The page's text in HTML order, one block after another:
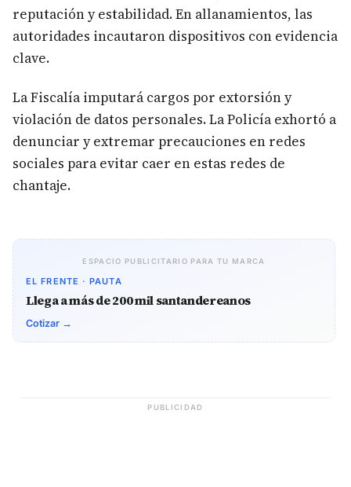
reputación y estabilidad. En allanamientos, las
autoridades incautaron dispositivos con evidencia
clave.
La Fiscalía imputará cargos por extorsión y
violación de datos personales. La Policía exhortó a
denunciar y extremar precauciones en redes
sociales para evitar caer en estas redes de
chantaje.
ESPACIO PUBLICITARIO PARA TU MARCA
EL FRENTE · PAUTA
Llega a más de 200 mil santandereanos
Cotizar →
PUBLICIDAD